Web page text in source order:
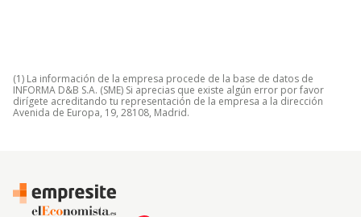
(1) La información de la empresa procede de la base de datos de
INFORMA D&B S.A. (SME) Si aprecias que existe algún error por favor
dirígete acreditando tu representación de la empresa a la dirección
Avenida de Europa, 19, 28108, Madrid.